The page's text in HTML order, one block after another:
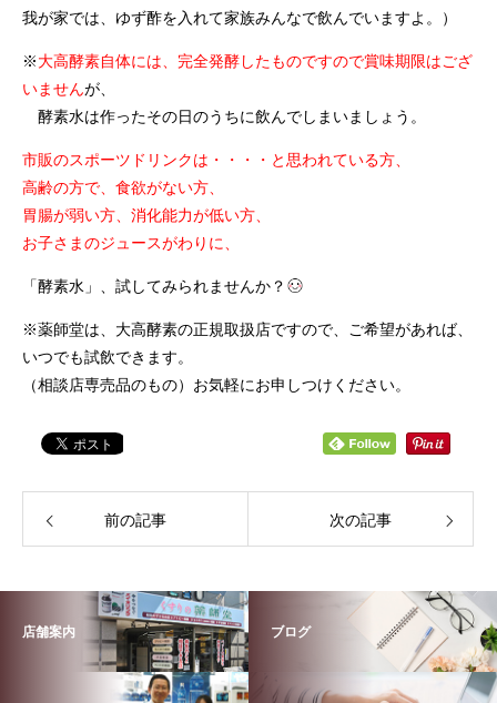
我が家では、ゆず酢を入れて家族みんなで飲んでいますよ。）
※大高酵素自体には、完全発酵したものですので賞味期限はござ
いませんが、
酵素水は作ったその日のうちに飲んでしまいましょう。
市販のスポーツドリンクは・・・・と思われている方、
高齢の方で、食欲がない方、
胃腸が弱い方、消化能力が低い方、
お子さまのジュースがわりに、
「酵素水」、試してみられませんか？
※薬師堂は、大高酵素の正規取扱店ですので、ご希望があれば、
いつでも試飲できます。
（相談店専売品のもの）お気軽にお申しつけください。
前の記事 次の記事
店舗案内 ブログ